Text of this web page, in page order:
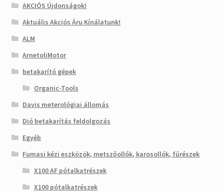
AKCIÓS Újdonságok!
Aktuális Akciós Áru Kínálatunk!
ALM
ArnetoliMotor
betakarító gépek
Organic-Tools
Davis meterológiai állomás
Dió betakarítás feldolgozás
Egyéb
Fumasi kézi eszközök, metszőollók, karosollók, fűrészek
X100 AF pótalkatrészek
X100 pótalkatrészek